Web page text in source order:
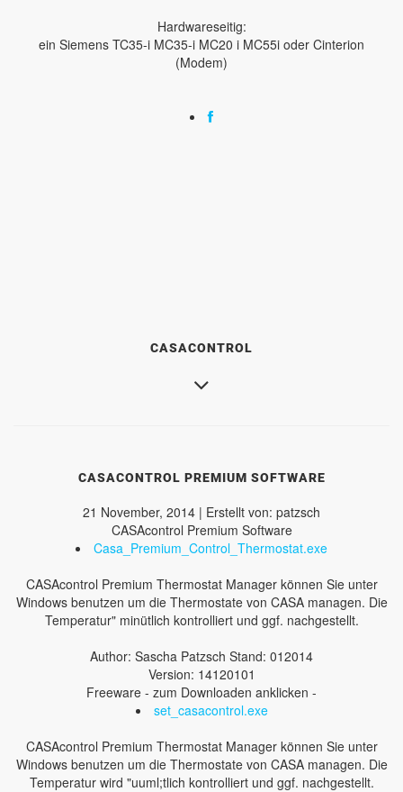
Hardwareseitig:
ein Siemens TC35-i MC35-i MC20 i MC55i oder Cinterion
(Modem)
CASACONTROL
CASACONTROL PREMIUM SOFTWARE
21 November, 2014 | Erstellt von: patzsch
CASAcontrol Premium Software
Casa_Premium_Control_Thermostat.exe
CASAcontrol Premium Thermostat Manager können Sie unter
Windows benutzen um die Thermostate von CASA managen. Die
Temperatur" minütlich kontrolliert und ggf. nachgestellt.
Author: Sascha Patzsch Stand: 012014
Version: 14120101
Freeware - zum Downloaden anklicken -
set_casacontrol.exe
CASAcontrol Premium Thermostat Manager können Sie unter
Windows benutzen um die Thermostate von CASA managen. Die
Temperatur wird "uuml;tlich kontrolliert und ggf. nachgestellt.